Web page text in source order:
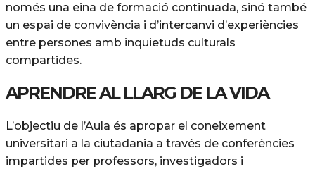
només una eina de formació continuada, sinó també
un espai de convivència i d’intercanvi d’experiències
entre persones amb inquietuds culturals
compartides.
APRENDRE AL LLARG DE LA VIDA
L’objectiu de l’Aula és apropar el coneixement
universitari a la ciutadania a través de conferències
impartides per professors, investigadors i